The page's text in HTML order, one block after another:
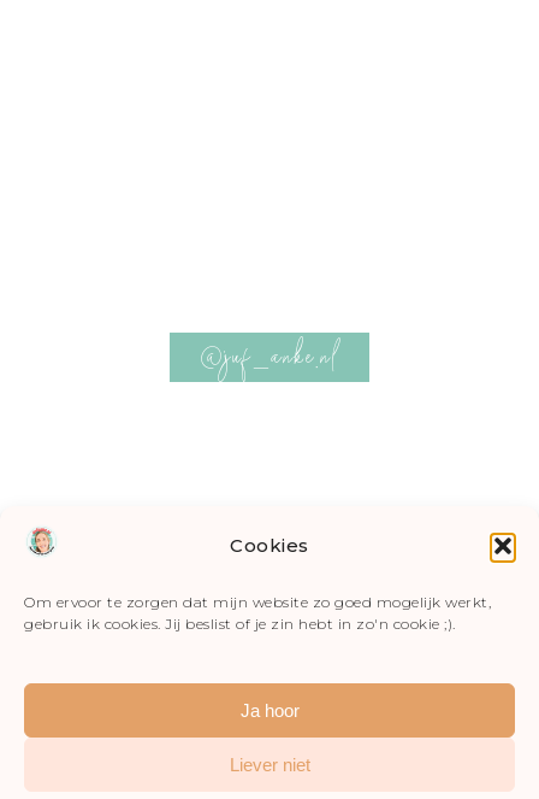
Cookies
Om ervoor te zorgen dat mijn website zo goed mogelijk werkt,
gebruik ik cookies. Jij beslist of je zin hebt in zo'n cookie ;).
Ja hoor
Liever niet
@juf_anke.nl